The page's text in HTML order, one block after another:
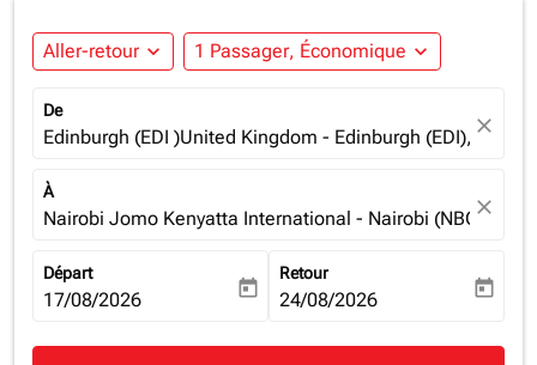
Aller-retour expand_more 1 Passager, Économique expand_more
De
Edinburgh (EDI )United Kingdom - Edinburgh (EDI),close
À
Nairobi Jomo Kenyatta International - Nairobi (NBO),
close
Départ
fc-booking-departure-date-aria-label
17/08/2026 today
Retour
fc-booking-return-date-aria-
24/08/2026 today